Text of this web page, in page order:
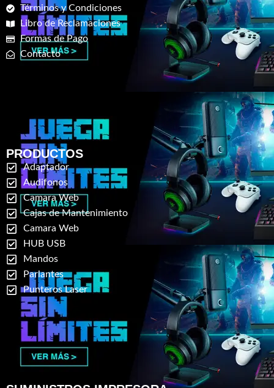
Términos y Condiciones
Libro de Reclamaciones
Formas de Pago
Contacto
PRODUCTOS
Adaptador
Audifonos
Camara Web
Cajas de Mantenimiento
Camara Web
HUB USB
Mandos
Parlantes
Punteros Laser